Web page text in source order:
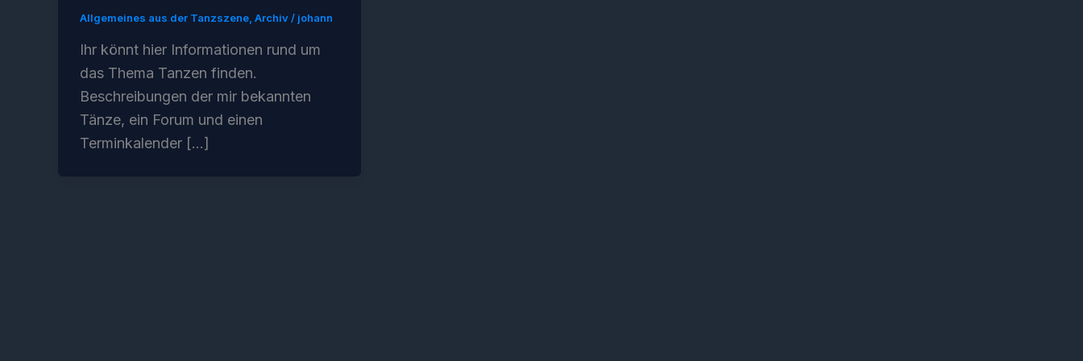
Allgemeines aus der Tanzszene, Archiv/ johann
Ihr könnt hier Informationen rund um
das Thema Tanzen finden.
Beschreibungen der mir bekannten
Tänze, ein Forum und einen
Terminkalender […]